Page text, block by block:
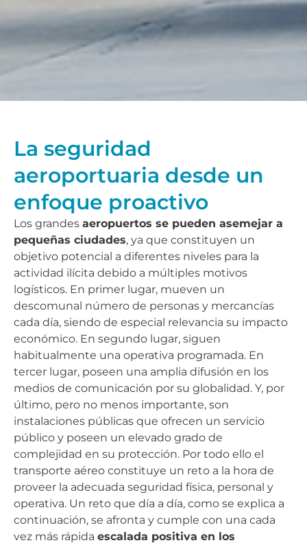
La seguridad
aeroportuaria desde un
enfoque proactivo
Los grandes aeropuertos se pueden asemejar a
pequeñas ciudades, ya que constituyen un
objetivo potencial a diferentes niveles para la
actividad ilícita debido a múltiples motivos
logísticos. En primer lugar, mueven un
descomunal número de personas y mercancías
cada día, siendo de especial relevancia su impacto
económico. En segundo lugar, siguen
habitualmente una operativa programada. En
tercer lugar, poseen una amplia difusión en los
medios de comunicación por su globalidad. Y, por
último, pero no menos importante, son
instalaciones públicas que ofrecen un servicio
público y poseen un elevado grado de
complejidad en su protección. Por todo ello el
transporte aéreo constituye un reto a la hora de
proveer la adecuada seguridad física, personal y
operativa. Un reto que día a día, como se explica a
continuación, se afronta y cumple con una cada
vez más rápida escalada positiva en los